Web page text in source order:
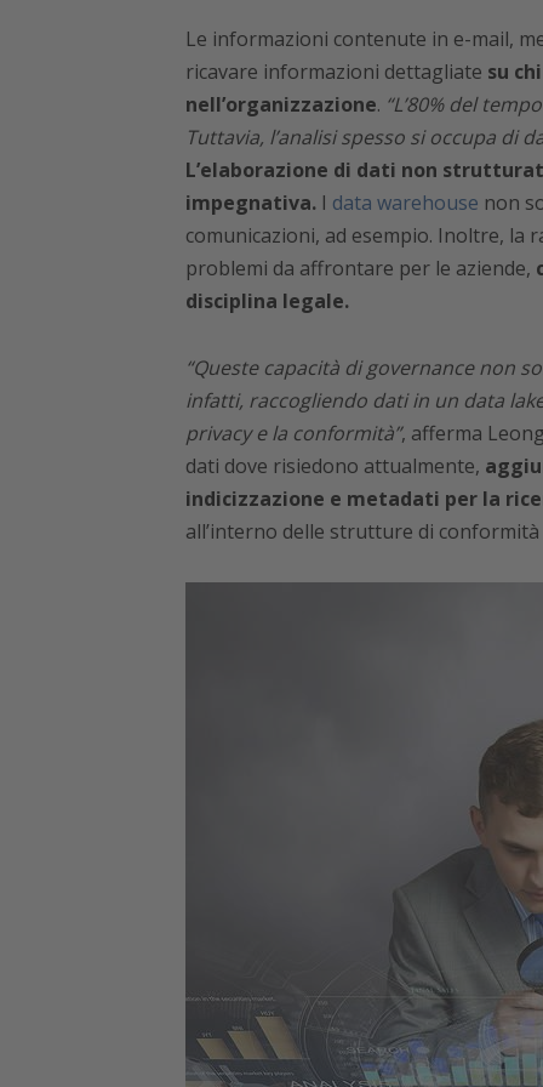
Le informazioni contenute in e-mail,
ricavare informazioni dettagliate su
nell’organizzazione. “L’80% del
Tuttavia, l’analisi spesso si occupa di
L’elaborazione di dati non
impegnativa.I data warehouse non
comunicazioni, ad esempio. Inoltre, la
problemi da affrontare per le aziende,
disciplina legale.
“Queste capacità di governance non
infatti, raccogliendo dati in un data
privacy e la conformità”, afferma
dati dove risiedono attualmente,
indicizzazione e metadati per la
all’interno delle strutture di